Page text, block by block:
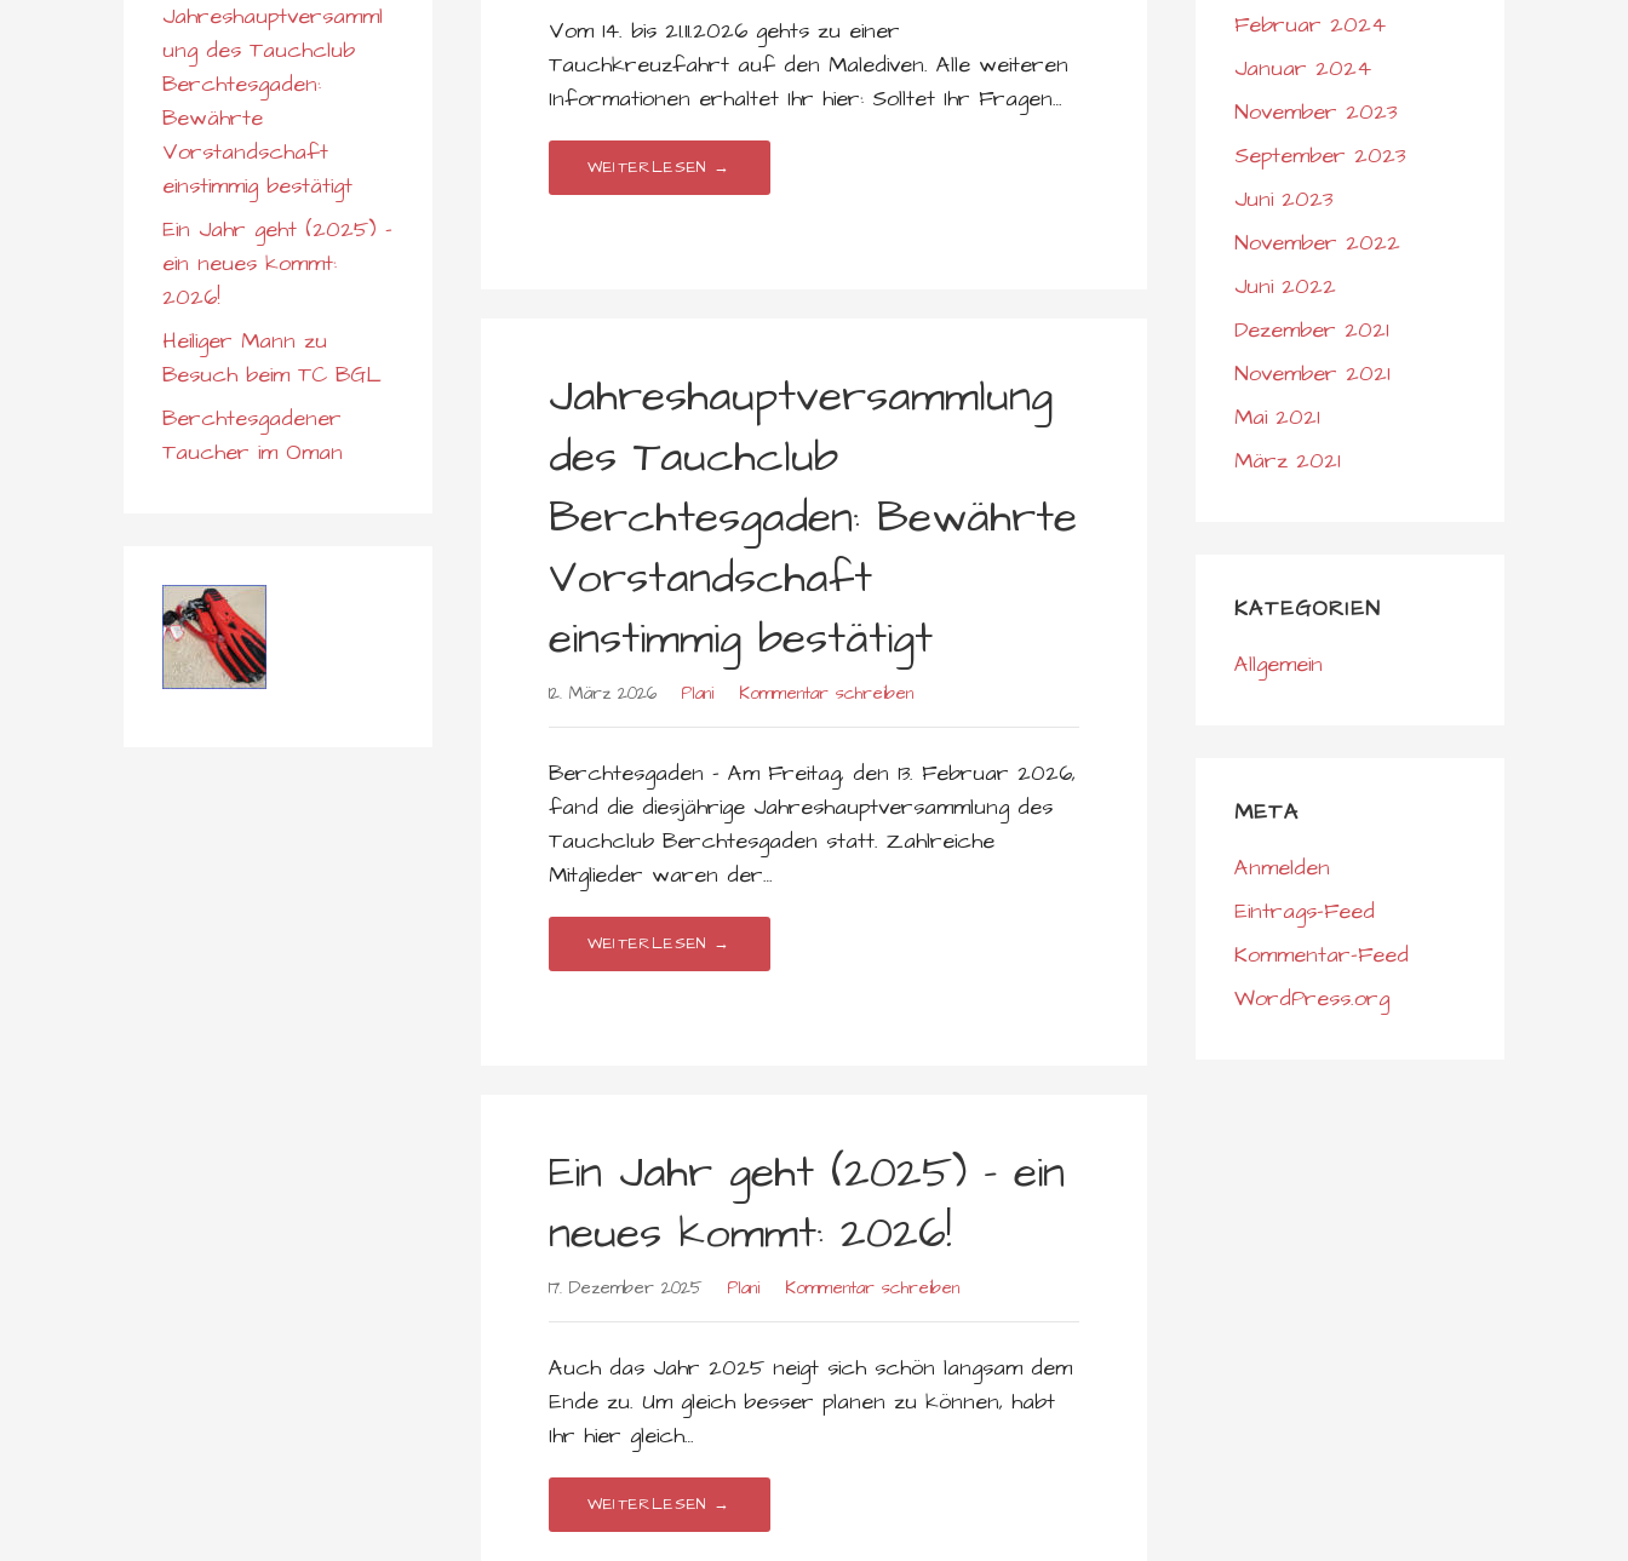
Vom 14. bis 21.11.2026 gehts zu einer
Tauchkreuzfahrt auf den Malediven. Alle weiteren
Informationen erhaltet Ihr hier: Solltet Ihr Fragen…
WEITERLESEN →
Jahreshauptversammlung
des Tauchclub
Berchtesgaden: Bewährte
Vorstandschaft
einstimmig bestätigt
12. März 2026 Plani Kommentar schreiben
Berchtesgaden – Am Freitag, den 13. Februar 2026,
fand die diesjährige Jahreshauptversammlung des
Tauchclub Berchtesgaden statt. Zahlreiche
Mitglieder waren der…
WEITERLESEN →
Ein Jahr geht (2025) – ein
neues kommt: 2026!
17. Dezember 2025 Plani Kommentar schreiben
Auch das Jahr 2025 neigt sich schön langsam dem
Ende zu. Um gleich besser planen zu können, habt
Ihr hier gleich…
WEITERLESEN →
Jahreshauptversamml
ung des Tauchclub
Berchtesgaden:
Bewährte
Vorstandschaft
einstimmig bestätigt
Ein Jahr geht (2025) –
ein neues kommt:
2026!
Heiliger Mann zu
Besuch beim TC BGL
Berchtesgadener
Taucher im Oman
Februar 2024
Januar 2024
November 2023
September 2023
Juni 2023
November 2022
Juni 2022
Dezember 2021
November 2021
Mai 2021
März 2021
KATEGORIEN
Allgemein
META
Anmelden
Eintrags-Feed
Kommentar-Feed
WordPress.org